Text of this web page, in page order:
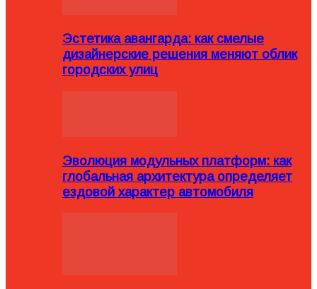
Эстетика авангарда: как смелые
дизайнерские решения меняют облик
городских улиц
Эволюция модульных платформ: как
глобальная архитектура определяет
ездовой характер автомобиля